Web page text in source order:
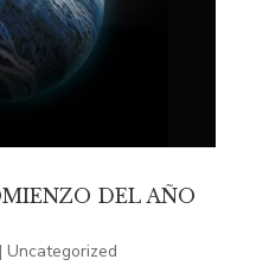
DEL AÑO
Uncategorized